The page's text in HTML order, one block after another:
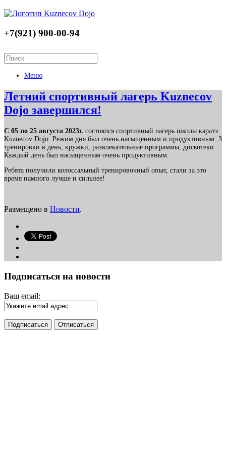
+7(921) 900-00-94
Меню
Летний спортивный лагерь Kuznecov
Dojo завершился!
C 05 по 25 августа 2023г. cостоялся спортивный лагерь школы каратэ
Kuznecov Dojo. Режим дня был очень насыщенным и продуктивным: 3
тренировки в день, кружки, развлекательные программы, дискотеки.
Каждый день был насыщенным очень продуктивным.
Ребята получили колоссальный тренировочный опыт, стали за это
время намного лучше и сильнее!
Размещено в Новости.
Подписаться на новости
Ваш email: